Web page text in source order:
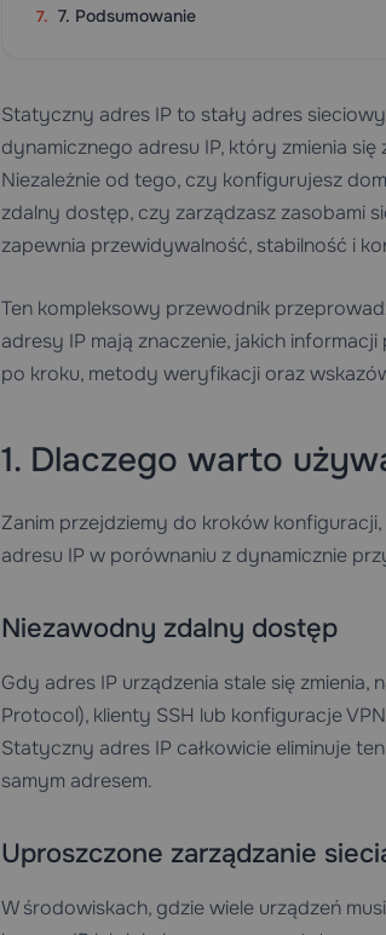
7. Podsumowanie
Statyczny adres IP to stały adres
dynamicznego adresu IP, który zmienia
Niezależnie od tego, czy konfigurujesz
zdalny dostęp, czy zarządzasz zasobami
zapewnia przewidywalność, stabilność i
Ten kompleksowy przewodnik
adresy IP mają znaczenie, jakich
po kroku, metody weryfikacji oraz
1. Dlaczego warto
Zanim przejdziemy do kroków
adresu IP w porównaniu z dynamicznie
Niezawodny zdalny dostęp
Gdy adres IP urządzenia stale się
Protocol), klienty SSH lub konfiguracje
Statyczny adres IP całkowicie eliminuje
samym adresem.
Uproszczone zarządzanie
W środowiskach, gdzie wiele urządzeń